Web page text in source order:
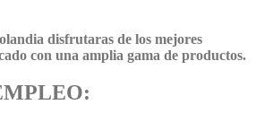
disfrutaras de los mejores
con una amplia gama de productos.